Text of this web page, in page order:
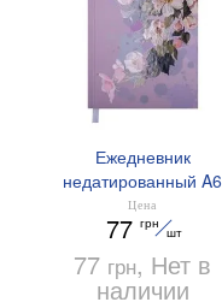
Ежедневник
недатированный A6
FILLING Buromax
BM.2621-12
Цена
77 грн
шт
77 грн, Нет в
наличии